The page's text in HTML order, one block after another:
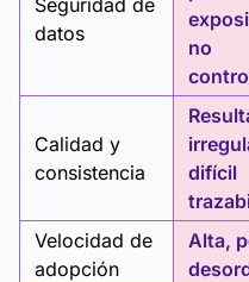
Seguridad de
datos
no
Calidad y
consistencia
difícil
Velocidad de
adopción
Alta,